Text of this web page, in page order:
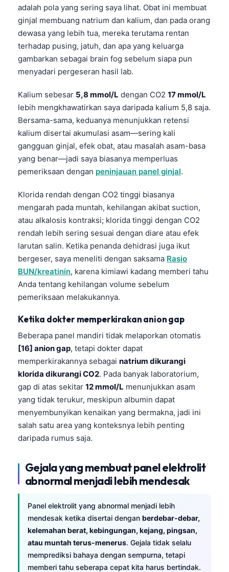
adalah pola yang sering saya lihat. Obat ini membuat
ginjal membuang natrium dan kalium, dan pada orang
dewasa yang lebih tua, mereka terutama rentan
terhadap pusing, jatuh, dan apa yang keluarga
gambarkan sebagai brain fog sebelum siapa pun
menyadari pergeseran hasil lab.
Kalium sebesar 5,8 mmol/L dengan CO2 17 mmol/L
lebih mengkhawatirkan saya daripada kalium 5,8 saja.
Bersama-sama, keduanya menunjukkan retensi
kalium disertai akumulasi asam—sering kali
gangguan ginjal, efek obat, atau masalah asam-basa
yang benar—jadi saya biasanya memperluas
pemeriksaan dengan peninjauan panel ginjal.
Klorida rendah dengan CO2 tinggi biasanya
mengarah pada muntah, kehilangan akibat suction,
atau alkalosis kontraksi; klorida tinggi dengan CO2
rendah lebih sering sesuai dengan diare atau efek
larutan salin. Ketika penanda dehidrasi juga ikut
bergeser, saya meneliti dengan saksama Rasio
BUN/kreatinin, karena kimiawi kadang memberi tahu
Anda tentang kehilangan volume sebelum
pemeriksaan melakukannya.
Ketika dokter memperkirakan anion gap
Beberapa panel mandiri tidak melaporkan otomatis
[16] anion gap, tetapi dokter dapat
memperkirakannya sebagai natrium dikurangi
klorida dikurangi CO2. Pada banyak laboratorium,
gap di atas sekitar 12 mmol/L menunjukkan asam
yang tidak terukur, meskipun albumin dapat
menyembunyikan kenaikan yang bermakna, jadi ini
salah satu area yang konteksnya lebih penting
daripada rumus saja.
Gejala yang membuat panel elektrolit
abnormal menjadi lebih mendesak
Panel elektrolit yang abnormal menjadi lebih
mendesak ketika disertai dengan berdebar-debar,
kelemahan berat, kebingungan, kejang, pingsan,
atau muntah terus-menerus. Gejala tidak selalu
memprediksi bahaya dengan sempurna, tetapi
memberi tahu seberapa cepat kita harus bertindak.
ಕನ್ನಡ
മലയാളം
Bahasa Melayu
ไทย
ဗမာစာ
Kiswahili
አማርኛ
Українська
O‘zbekcha
Català
Қазақ тілі
Slovenčina
كوردی‎
پښتو
سنڌي
සිංහල
অসমীয়া
Galego
Latviešu valoda
Македонски јазик
Euskara
Gàidhlig
Occitan
العربية المغربية
Afrikaans
Монгол
ພາສາລາວ
Basa Jawa
Cebuano